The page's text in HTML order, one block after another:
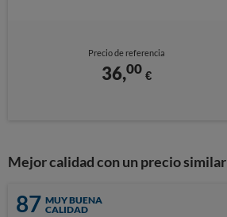
Precio de referencia
36,00 €
Mejor calidad con un precio similar
87 MUY BUENA
CALIDAD